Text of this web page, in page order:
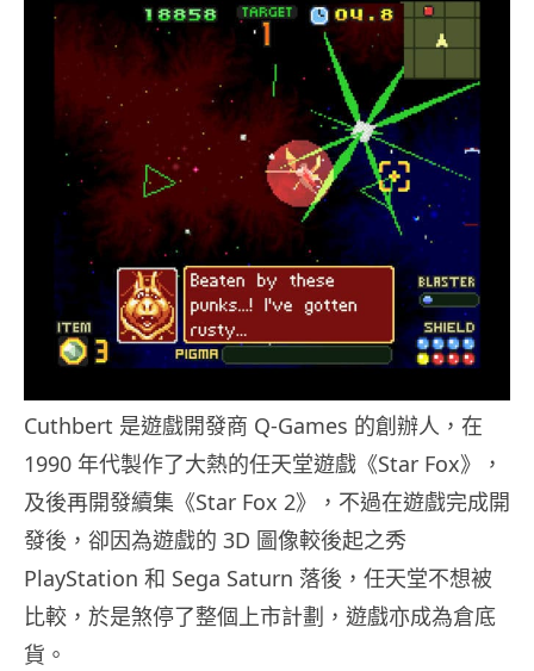
Cuthbert 是遊戲開發商 Q-Games 的創辦人，在
1990 年代製作了大熱的任天堂遊戲《Star Fox》，
及後再開發續集《Star Fox 2》，不過在遊戲完成開
發後，卻因為遊戲的 3D 圖像較後起之秀
PlayStation 和 Sega Saturn 落後，任天堂不想被
比較，於是煞停了整個上市計劃，遊戲亦成為倉底
貨。